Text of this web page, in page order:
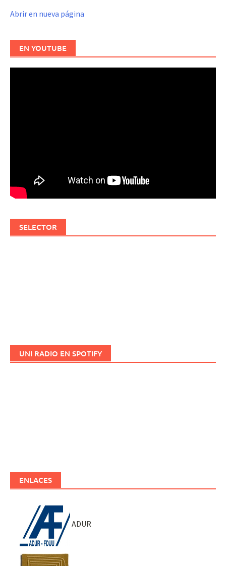
Abrir en nueva página
EN YOUTUBE
SELECTOR
UNI RADIO EN SPOTIFY
ENLACES
ADUR